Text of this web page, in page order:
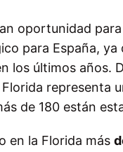
oportunidad
para España, ya
los últimos años.
representa
de 180 están
en la Florida más